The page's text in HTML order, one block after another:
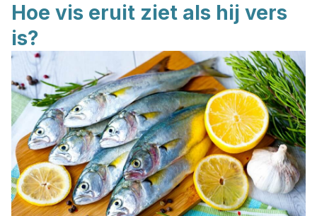
Hoe vis eruit ziet als hij vers
is?